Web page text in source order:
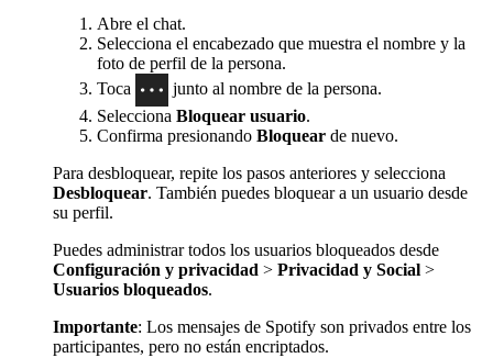
Abre el chat.
Selecciona el encabezado que muestra el nombre y la
foto de perfil de la persona.
Toca
junto al nombre de la persona.
Selecciona Bloquear usuario.
Confirma presionando Bloquear de nuevo.
Para desbloquear, repite los pasos anteriores y selecciona
Desbloquear. También puedes bloquear a un usuario desde
su perfil.
Puedes administrar todos los usuarios bloqueados desde
Configuración y privacidad > Privacidad y Social >
Usuarios bloqueados.
Importante: Los mensajes de Spotify son privados entre los
participantes, pero no están encriptados.